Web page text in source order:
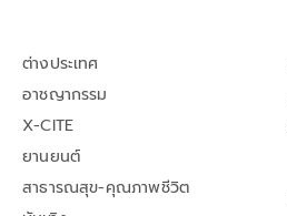
ต่างประเทศ
อาชญากรรม
X-CITE
ยานยนต์
สาธารณสุข-คุณภาพชีวิต